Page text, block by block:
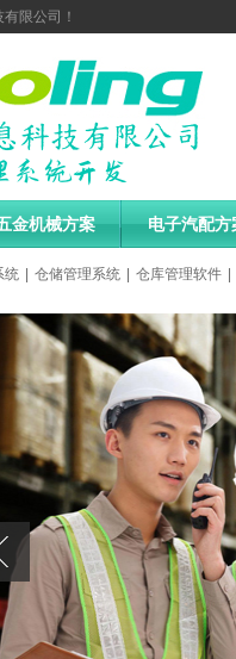
限公司！
金机械方案 电子汽配方
统 仓储管理系统 仓库管理软件